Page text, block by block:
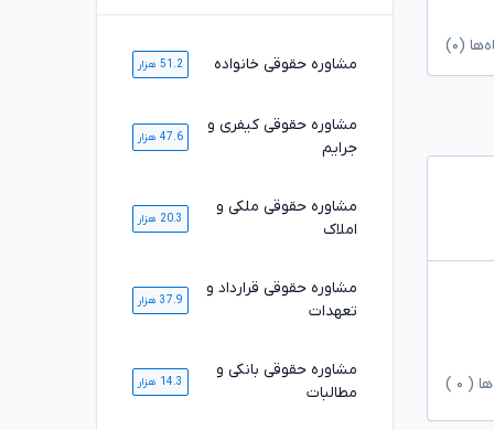
(۰)
( ۰
مشاوره حقوقی خانواده 51.2 هزار
مشاوره حقوقی کیفری و
جرایم
47.6 هزار
مشاوره حقوقی ملکی و
املاک
20.3 هزار
مشاوره حقوقی قرارداد و
تعهدات
37.9 هزار
مشاوره حقوقی بانکی و
مطالبات
14.3 هزار